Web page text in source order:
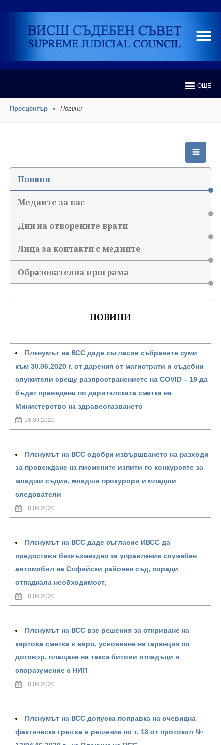
ОЩЕ
Пресцентър Новини
Новини
Медиите за нас
Дни на отворените врати
Лица за контакти с медиите
Образователна програма
НОВИНИ
Пленумът на ВСС даде съгласие събраните суми
към 30.06.2020 г. от дарения от магистрати и съдебни
служители срещу разпространението на COVID – 19 да
бъдат преведени по дарителската сметка на
Министерство на здравеопазването
18.06.2020
Пленумът на ВСС одобри извършването на разходи
за провеждане на писмените изпити по конкурсите за
младши съдии, младши прокурори и младши
следователи
18.06.2020
Пленумът на ВСС даде съгласие ИВСС да
предостави безвъзмездно за управление служебен
автомобил на Софийски районен съд, поради
отпаднала необходимост,
18.06.2020
Пленумът на ВСС взе решения за откриване на
картова сметка в евро, усвояване на гаранция по
договор, плащане на такса битови отпадъци и
споразумение с НИП
18.06.2020
Пленумът на ВСС допусна поправка на очевидна
фактическа грешка в решение по т. 18 от протокол №